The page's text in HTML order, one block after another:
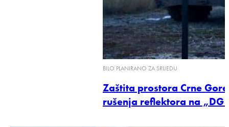
BILO PLANIRANO ZA SRIJEDU
Zaštita prostora Crne
rušenja reflektora na „DG